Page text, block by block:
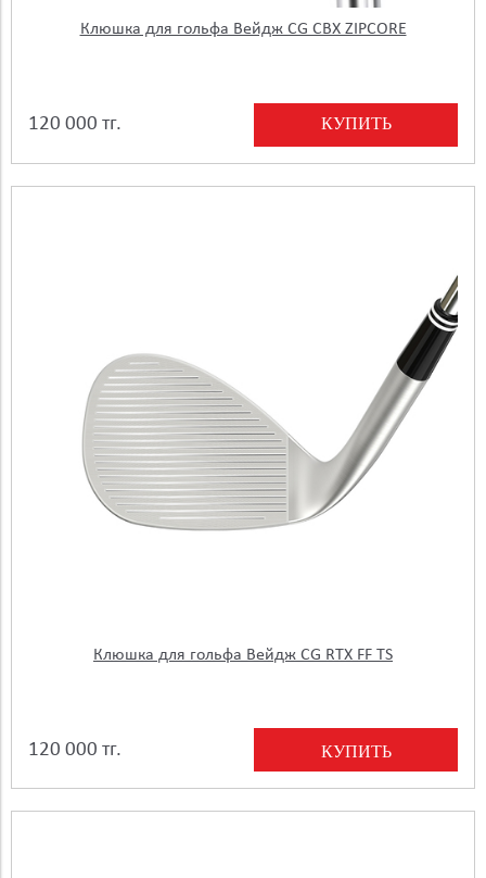
Клюшка для гольфа Вейдж CG CBX ZIPCORE
120 000 тг. КУПИТЬ
Клюшка для гольфа Вейдж CG RTX FF TS
120 000 тг. КУПИТЬ